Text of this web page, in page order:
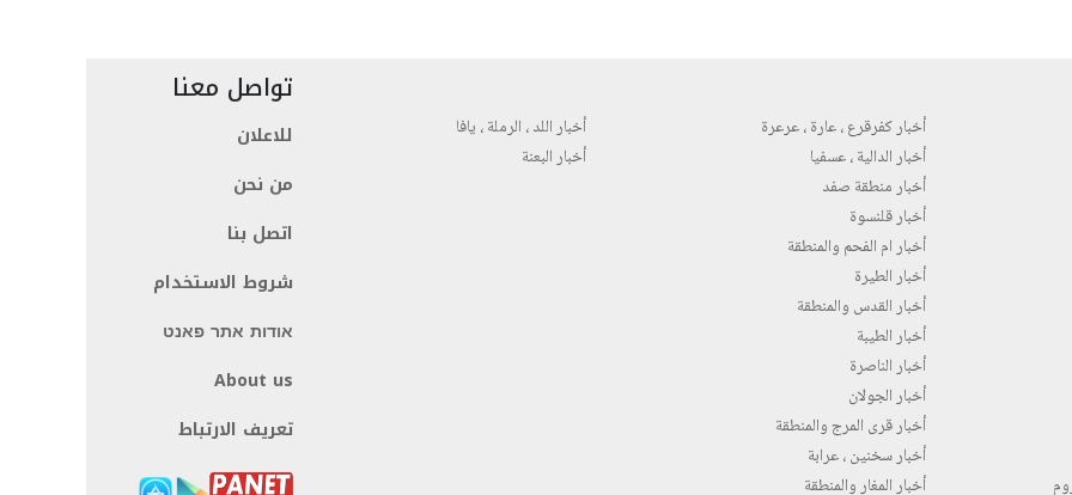
أخبار كفرقرع ، عارة ، عرعرة
أخبار الدالية ، عسفيا
أخبار منطقة صفد
أخبار قلنسوة
أخبار ام الفحم والمنطقة
أخبار الطيرة
أخبار القدس والمنطقة
أخبار الطيبة
أخبار الناصرة
أخبار الجولان
أخبار قرى المرج والمنطقة
أخبار سخنين ، عرابة
أخبار المغار والمنطقة
أخبار اللد ، الرملة ، يافا
أخبار البعنة
تواصل معنا
للاعلان
من نحن
اتصل بنا
شروط الاستخدام
אודות אתר פאנט
About us
تعريف الارتباط